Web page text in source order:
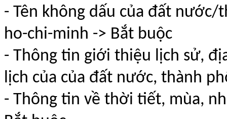
- Tên không dấu của đất
ho-chi-minh -> Bắt buộc
- Thông tin giới thiệu lịch sử,
lịch của của đất nước, thành
- Thông tin về thời tiết, mùa,